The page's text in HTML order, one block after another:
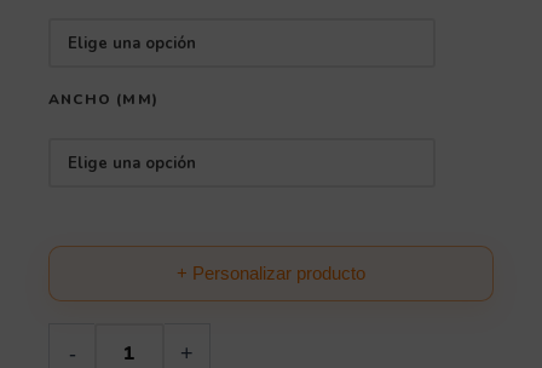
ANCHO (MM)
+ Personalizar producto
- +